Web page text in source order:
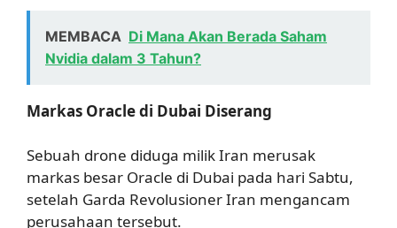
MEMBACA Di Mana Akan Berada Saham
Nvidia dalam 3 Tahun?
Markas Oracle di Dubai Diserang
Sebuah drone diduga milik Iran merusak
markas besar Oracle di Dubai pada hari Sabtu,
setelah Garda Revolusioner Iran mengancam
perusahaan tersebut.